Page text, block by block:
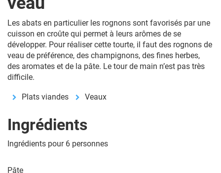
Les abats en particulier les rognons sont favorisés par une
cuisson en croûte qui permet à leurs arômes de se
développer. Pour réaliser cette tourte, il faut des rognons de
veau de préférence, des champignons, des fines herbes,
des aromates et de la pâte. Le tour de main n’est pas très
difficile.
Plats viandes Veaux
Ingrédients
Ingrédients pour 6 personnes
Pâte